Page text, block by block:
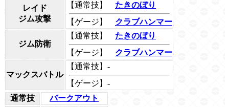
レイド
ジム攻撃
【通常技】
たきのぼり
【ゲージ】
クラブハンマー
ジム防衛
【通常技】
たきのぼり
【ゲージ】
クラブハンマー
マックスバトル
【通常技】-
【ゲージ】-
通常技
バークアウト